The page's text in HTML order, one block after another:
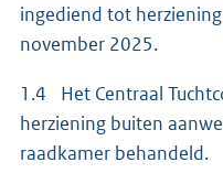
ingediend tot
november 2025.
1.4 Het Centraal
herziening buiten
raadkamer behandeld.